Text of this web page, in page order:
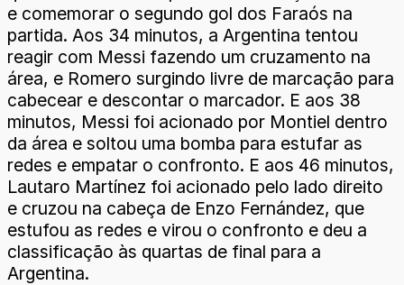
e comemorar o segundo gol dos Faraós na
partida. Aos 34 minutos, a Argentina tentou
reagir com Messi fazendo um cruzamento na
área, e Romero surgindo livre de marcação para
cabecear e descontar o marcador. E aos 38
minutos, Messi foi acionado por Montiel dentro
da área e soltou uma bomba para estufar as
redes e empatar o confronto. E aos 46 minutos,
Lautaro Martínez foi acionado pelo lado direito
e cruzou na cabeça de Enzo Fernández, que
estufou as redes e virou o confronto e deu a
classificação às quartas de final para a
Argentina.